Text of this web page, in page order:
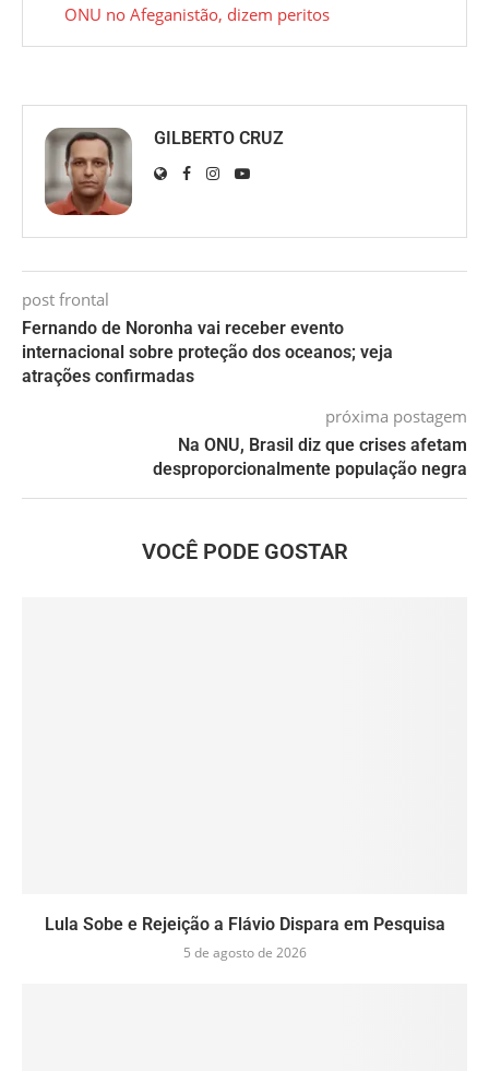
ONU no Afeganistão, dizem peritos
GILBERTO CRUZ
post frontal
Fernando de Noronha vai receber evento
internacional sobre proteção dos oceanos; veja
atrações confirmadas
próxima postagem
Na ONU, Brasil diz que crises afetam
desproporcionalmente população negra
VOCÊ PODE GOSTAR
Lula Sobe e Rejeição a Flávio Dispara em Pesquisa
5 de agosto de 2026